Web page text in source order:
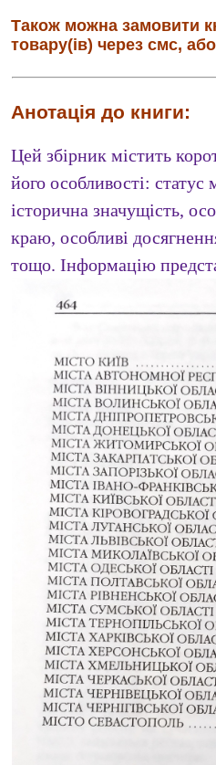
Також можна замовити
товару(ів) через смс,
Анотація до книги:
Цей збірник містить
його особливості: статус
історична значущість,
краю, особливі
тощо. Інформацію